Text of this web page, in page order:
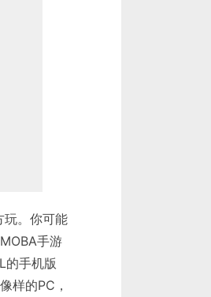
玩。你可能
手游
的手机版
样的PC，